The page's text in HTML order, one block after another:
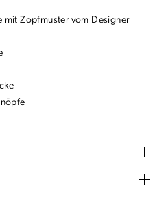
mit Zopfmuster vom Designer